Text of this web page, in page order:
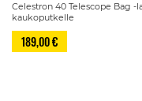
Celestron 40 Telescope Bag -
kaukoputkelle
189,00 €